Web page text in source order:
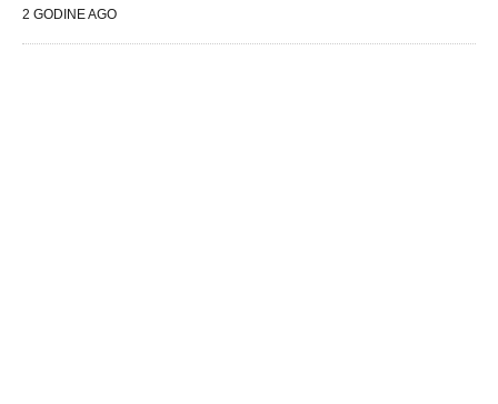
2 GODINE AGO